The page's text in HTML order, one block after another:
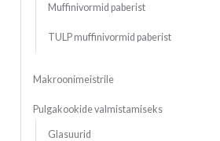
Muffinivormid paberist
TULP muffinivormid paberist
Makroonimeistrile
Pulgakookide valmistamiseks
Glasuurid